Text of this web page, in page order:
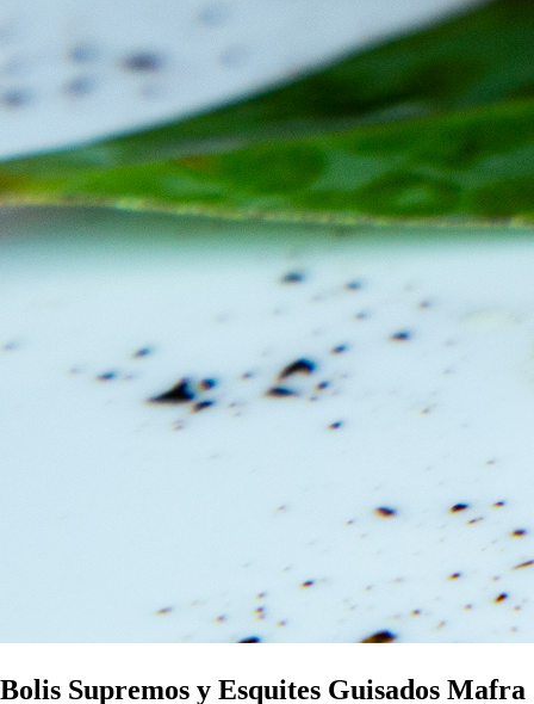
Bolis Supremos y Esquites Guisados Mafra